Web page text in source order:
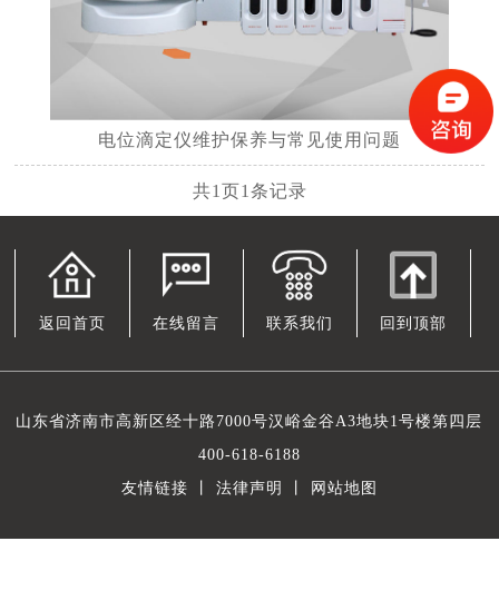
电位滴定仪维护保养与常见使用问题
共1 页1 条记录
返回首页 在线留言 联系我们 回到顶部
山东省济南市高新区经十路7000号汉峪金谷A3地块1号楼第四层
400-618-6188
友情链接
法律声明 网站地图